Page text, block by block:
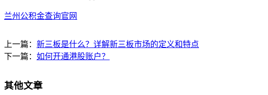
兰州公积金查询官网
上一篇： 新三板是什么？详解新三板市场的定义和特点
下一篇： 如何开通港股账户？
其他文章